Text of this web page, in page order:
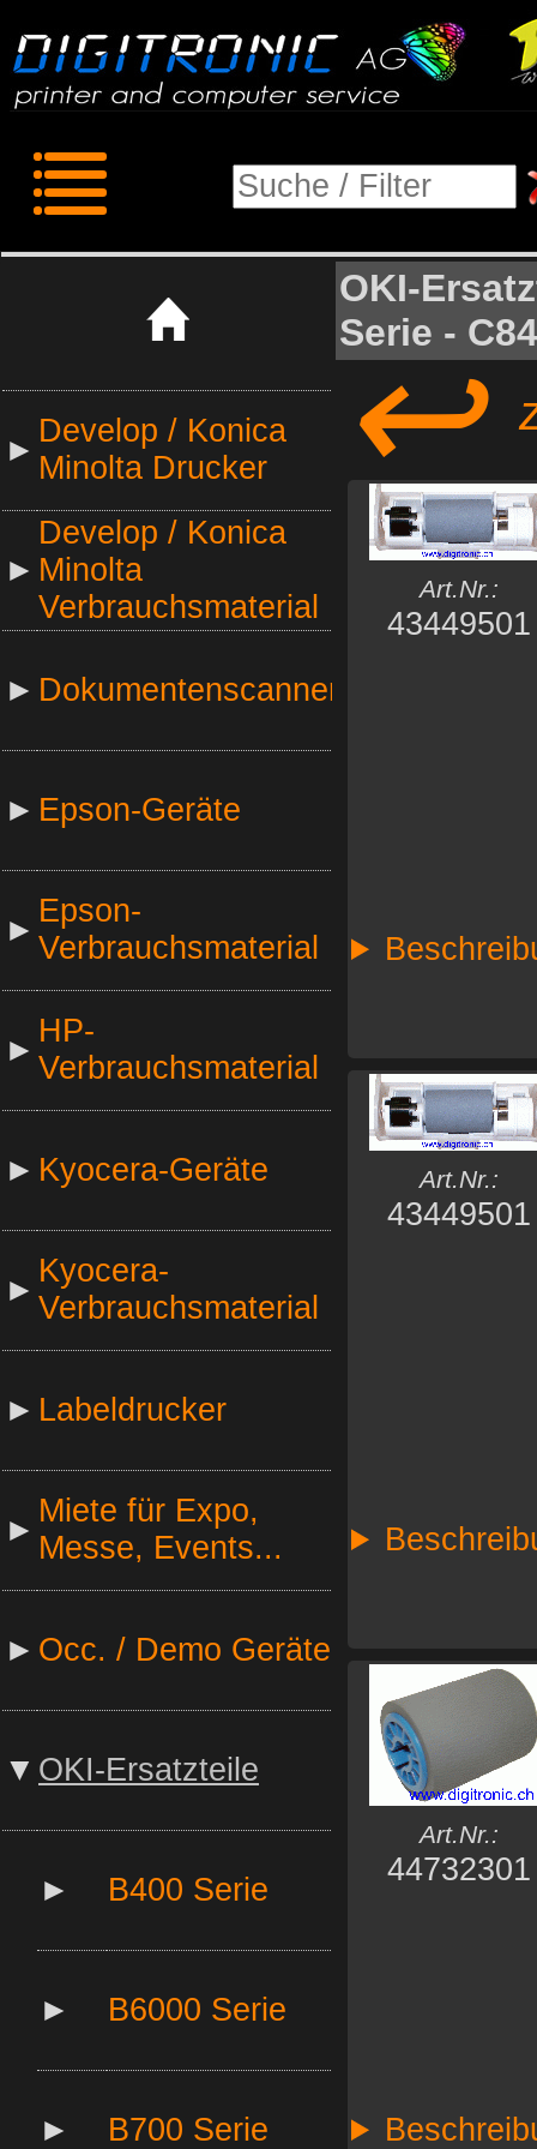
►
Develop / Konica
Minolta Drucker
►
Develop / Konica
Minolta
Verbrauchsmaterial
► Dokumentenscanner
► Epson-Geräte
►
Epson-
Verbrauchsmaterial
►
HP-
Verbrauchsmaterial
► Kyocera-Geräte
►
Kyocera-
Verbrauchsmaterial
► Labeldrucker
►
Miete für Expo,
Messe, Events...
► Occ. / Demo Geräte
▼ OKI-Ersatzteile
► B400 Serie
► B6000 Serie
► B700 Serie
OKI-
Serie -
↩
Art.Nr.:
43449501
Art.Nr.:
43449501
Art.Nr.:
44732301